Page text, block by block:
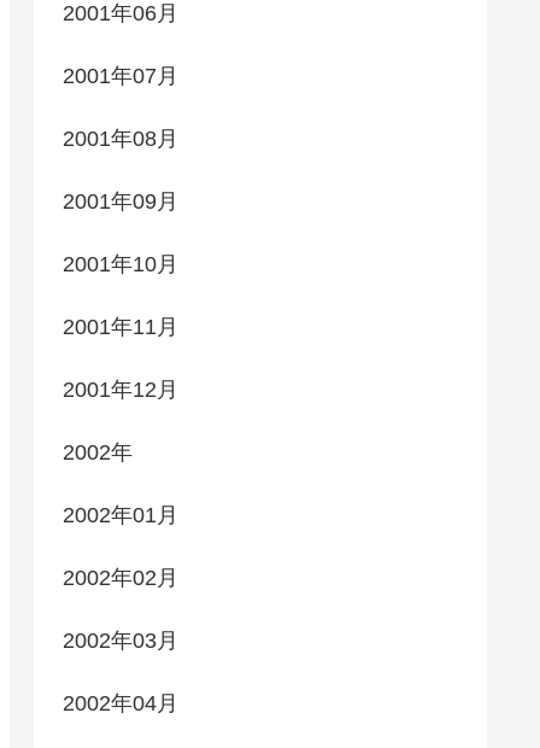
2001年06月
2001年07月
2001年08月
2001年09月
2001年10月
2001年11月
2001年12月
2002年
2002年01月
2002年02月
2002年03月
2002年04月